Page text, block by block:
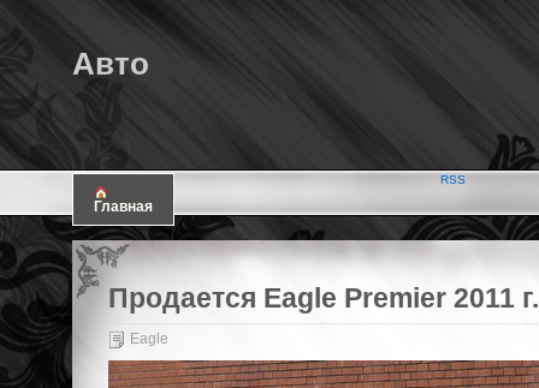
Авто
RSS
Главная
Продается Eagle Premier 2011 г.
Eagle